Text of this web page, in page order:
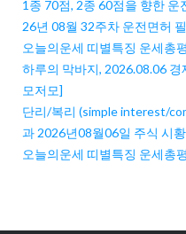
1종 70점, 2종 60점을 향한
26년 08월 32주차 운전면허
오늘의운세 띠별특징 운세총
하루의 막바지, 2026.08.06 경
모저모]
단리/복리 (simple interest/
과 2026년08월06일 주식 시황
오늘의운세 띠별특징 운세총